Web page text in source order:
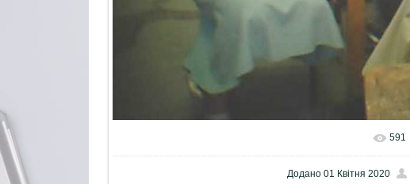
591
Додано 01 Квітня 2020